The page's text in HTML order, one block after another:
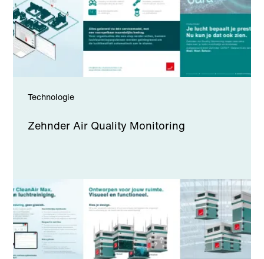
Technologie
Zehnder Air Quality Monitoring